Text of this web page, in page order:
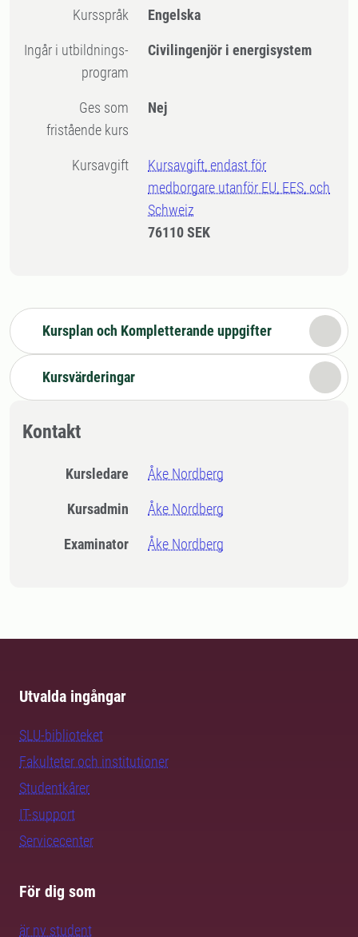
Kursspråk Engelska
Ingår i utbildnings-
program
Civilingenjör i energisystem
Ges som
fristående kurs
Nej
Kursavgift
Kursavgift, endast för
medborgare utanför EU, EES, och
Schweiz
76110 SEK
Kursplan och Kompletterande uppgifter
Kursvärderingar
Kontakt
Kursledare Åke Nordberg
Kursadmin Åke Nordberg
Examinator Åke Nordberg
Utvalda ingångar
SLU-biblioteket
Fakulteter och institutioner
Studentkårer
IT-support
Servicecenter
För dig som
är ny student